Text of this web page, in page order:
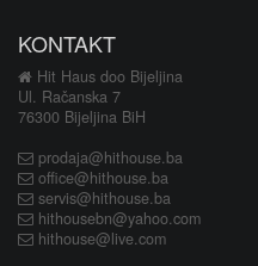
KONTAKT
Hit Haus doo Bijeljina
Ul. Račanska 7
76300 Bijeljina BiH
prodaja@hithouse.ba
office@hithouse.ba
servis@hithouse.ba
hithousebn@yahoo.com
hithouse@live.com